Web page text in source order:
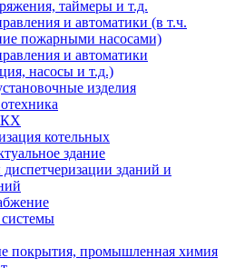
таймеры и т.д.
и автоматики (в т.ч.
пожарными насосами)
и автоматики
насосы и т.д.)
изделия
котельных
здание
зданий и
покрытия, промышленная химия